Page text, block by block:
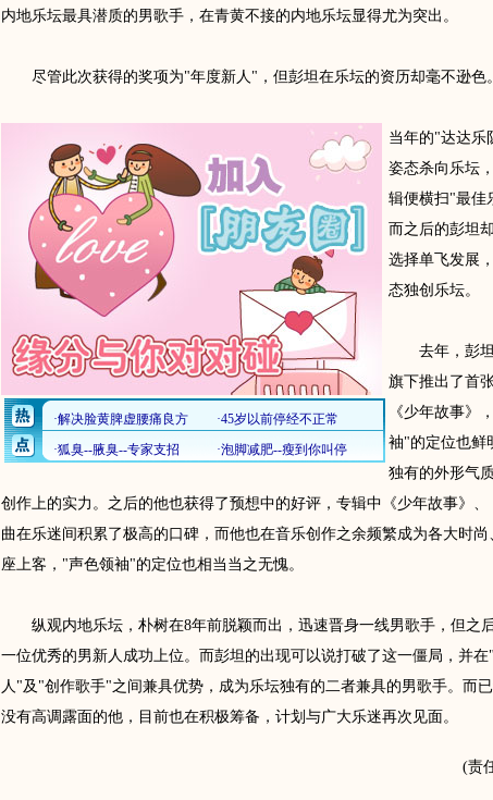
内地乐坛最具潜质的男歌手，在青黄不接的内地乐坛显得尤为突出。
尽管此次获得的奖项为"年度新人"，但彭坦在乐坛的资历却毫不逊色。
当年的"达达乐
姿态杀向乐坛
辑便横扫"最佳
而之后的彭坦
选择单飞发展
态独创乐坛。
去年，彭坦
旗下推出了首
《少年故事》
袖"的定位也鲜
独有的外形气
创作上的实力。之后的他也获得了预想中的好评，专辑中《少年故事》、
曲在乐迷间积累了极高的口碑，而他也在音乐创作之余频繁成为各大时尚
座上客，"声色领袖"的定位也相当当之无愧。
纵观内地乐坛，朴树在8年前脱颖而出，迅速晋身一线男歌手，但之
一位优秀的男新人成功上位。而彭坦的出现可以说打破了这一僵局，并
人"及"创作歌手"之间兼具优势，成为乐坛独有的二者兼具的男歌手。而
没有高调露面的他，目前也在积极筹备，计划与广大乐迷再次见面。
(责